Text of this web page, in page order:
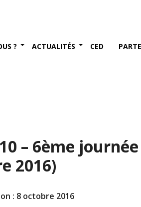
? ACTUALITÉS CED
– 6ème
2016)
: 8 octobre 2016